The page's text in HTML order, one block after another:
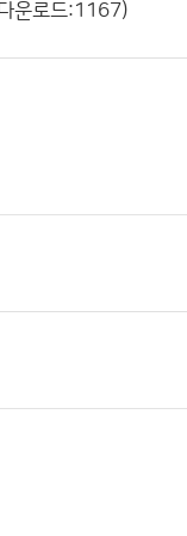
운로드:1167)